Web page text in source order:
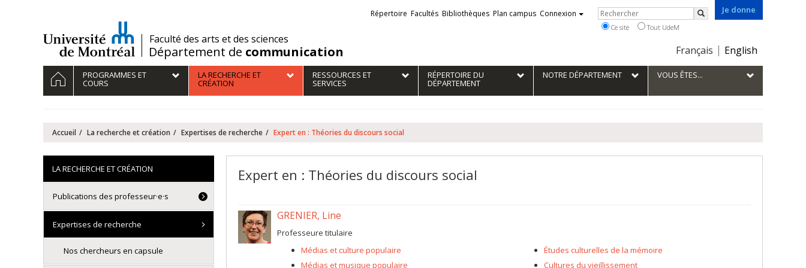
/Faculté des arts et des sciences
Département de communication
Je donne
Choix
la
langue
Français English
Liens
externes
Répertoire Facultés Bibliothèques Plan campus Connexion Rechercher
Rechercher
Ce site Tout UdeM
Navigation
principale
ACCUEILPROGRAMMES ET
COURS
LA RECHERCHE ET
CRÉATION
RESSOURCES ET
SERVICES
RÉPERTOIRE DU
DÉPARTEMENT
NOTRE DÉPARTEMENT VOUS ÊTES...
Accueil La recherche et création Expertises de recherche Expert en : Théories du discours social
Expert en : Théories du discours social
GRENIER, Line
Professeure titulaire
Médias et culture populaire
Médias et musique populaire
Études culturelles de la mémoire
Cultures du vieillissement
LA RECHERCHE ET CRÉATION
Publications des professeur·e·s
Expertises de recherche
Nos chercheurs en capsule